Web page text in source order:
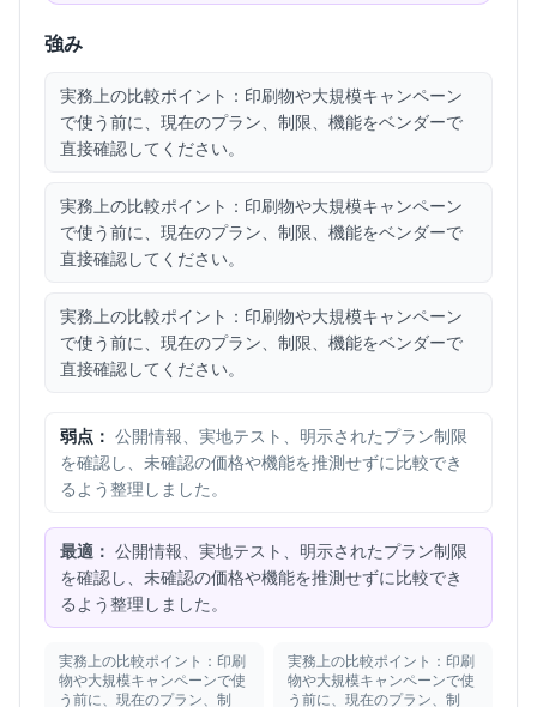
強み
実務上の比較ポイント：印刷物や大規模キャンペーン
で使う前に、現在のプラン、制限、機能をベンダーで
直接確認してください。
実務上の比較ポイント：印刷物や大規模キャンペーン
で使う前に、現在のプラン、制限、機能をベンダーで
直接確認してください。
実務上の比較ポイント：印刷物や大規模キャンペーン
で使う前に、現在のプラン、制限、機能をベンダーで
直接確認してください。
弱点： 公開情報、実地テスト、明示されたプラン制限
を確認し、未確認の価格や機能を推測せずに比較でき
るよう整理しました。
最適： 公開情報、実地テスト、明示されたプラン制限
を確認し、未確認の価格や機能を推測せずに比較でき
るよう整理しました。
実務上の比較ポイント：印刷
物や大規模キャンペーンで使
う前に、現在のプラン、制
実務上の比較ポイント：印刷
物や大規模キャンペーンで使
う前に、現在のプラン、制